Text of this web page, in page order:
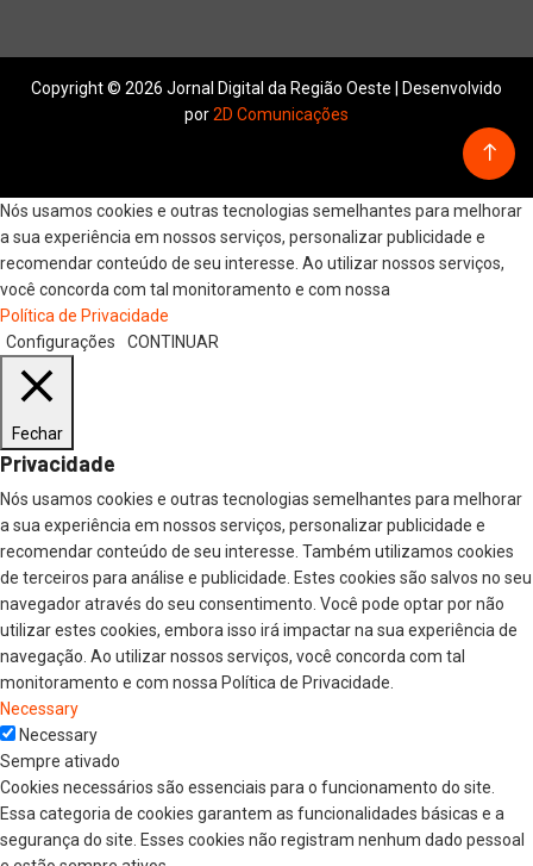
Copyright © 2026 Jornal Digital da Região Oeste | Desenvolvido
por2D Comunicações
Nós usamos cookies e outras tecnologias semelhantes para melhorar
a sua experiência em nossos serviços, personalizar publicidade e
recomendar conteúdo de seu interesse. Ao utilizar nossos serviços,
você concorda com tal monitoramento e com nossa
Política de Privacidade
Configurações
CONTINUAR
Fechar
Privacidade
Nós usamos cookies e outras tecnologias semelhantes para melhorar
a sua experiência em nossos serviços, personalizar publicidade e
recomendar conteúdo de seu interesse. Também utilizamos cookies
de terceiros para análise e publicidade. Estes cookies são salvos no seu
navegador através do seu consentimento. Você pode optar por não
utilizar estes cookies, embora isso irá impactar na sua experiência de
navegação. Ao utilizar nossos serviços, você concorda com tal
monitoramento e com nossa Política de Privacidade.
Necessary
Necessary
Sempre ativado
Cookies necessários são essenciais para o funcionamento do site.
Essa categoria de cookies garantem as funcionalidades básicas e a
segurança do site. Esses cookies não registram nenhum dado pessoal